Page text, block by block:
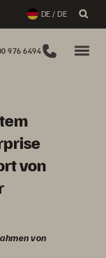
DE / DE
976 6494
von
von